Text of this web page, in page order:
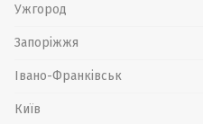
Ужгород
Запоріжжя
Івано-Франківськ
Київ